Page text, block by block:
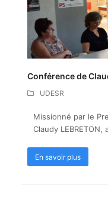
Conférence de
UDESR
Missionné par le
Claudy
En savoir plus